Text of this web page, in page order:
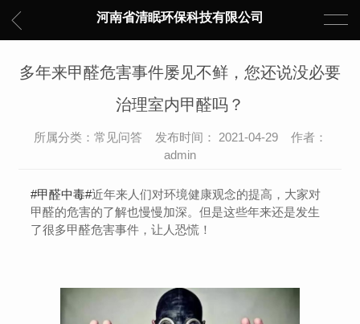
河南省清眠环保科技有限公司
多年来甲醛危害事件屡见不鲜，您还说没必要
治理室内甲醛吗？
所属分类：常见问答 发布时间： 2021-04-29 作者：
admin
#甲醛中毒#近年来人们对环境健康观念的提高，大家对
甲醛的危害的了解也慢慢加深。但是这些年来还是发生
了很多甲醛危害事件，让人恐慌！